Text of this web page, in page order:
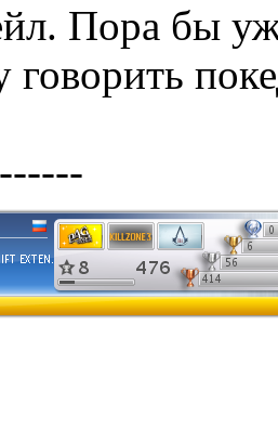
Пора бы
говорить